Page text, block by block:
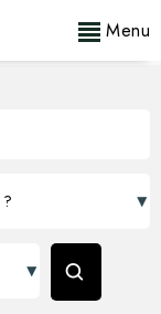
Menu